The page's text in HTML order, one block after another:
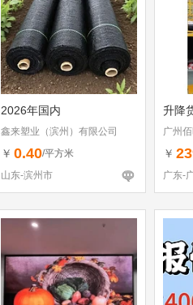
2026年国内
鑫来塑业（滨州）有限公司
￥ 0.40/平方米
山东-滨州市
升降
广州
￥
广东-